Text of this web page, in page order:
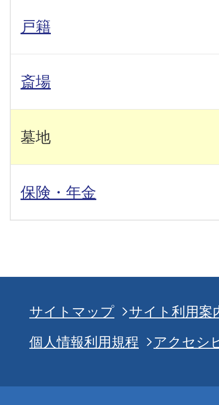
戸籍
斎場
墓地
保険・年金
サイトマップ
サイト利用案
個人情報利用規程
アクセシ